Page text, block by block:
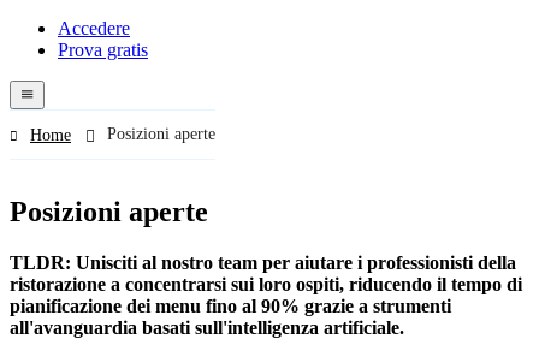
Menutech
navigation
Accedere
Prova gratis
menu
Home Posizioni aperte
Posizioni aperte
TLDR: Unisciti al nostro team per aiutare i professionisti della
ristorazione a concentrarsi sui loro ospiti, riducendo il tempo di
pianificazione dei menu fino al 90% grazie a strumenti
all'avanguardia basati sull'intelligenza artificiale.